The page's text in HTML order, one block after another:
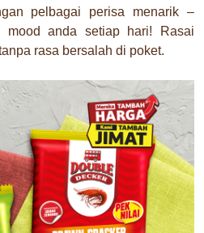
pelbagai perisa menarik –
mood anda setiap hari! Rasai
rasa bersalah di poket.